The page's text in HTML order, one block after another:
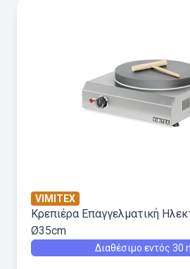
VIMITEX
Κρεπιέρα Επαγγελματική
Ø35cm
Διαθέσιμο εντός 30